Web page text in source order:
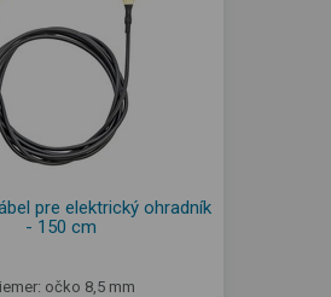
pre elektrický ohradník
- 150 cm
očko 8,5 mm